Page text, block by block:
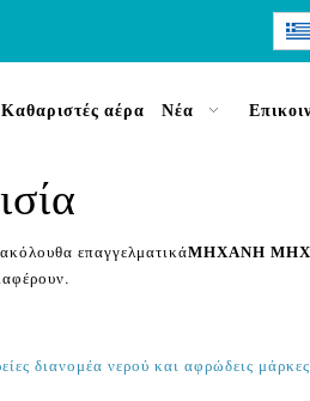
Καθαριστές αέρα Νέα
επαγγελματικάΜΗΧΑΝΗ